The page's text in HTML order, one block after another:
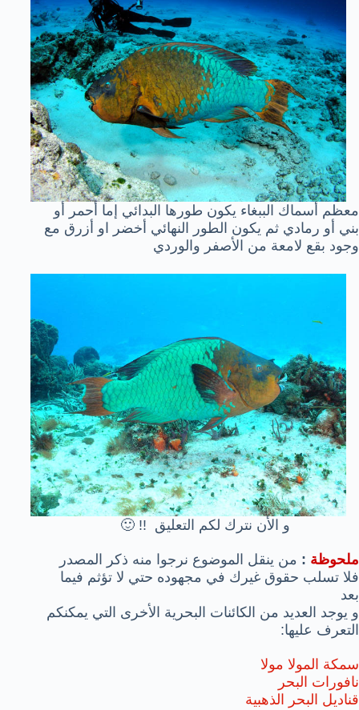
معظم أسماك الببغاء يكون طورها البدائي إما أحمر أو
بني أو رمادي ثم يكون الطور النهائي أخضر او أزرق مع
وجود بقع لامعة من الأصفر والوردي
و الأن نترك لكم التعليق !! 🙂
ملحوظة : من ينقل الموضوع نرجوا منه ذكر المصدر
فلا تسلب حقوق غيرك في مجهوده حتي لا تؤثم فيما
بعد
و يوجد العديد من الكائنات البحرية الأخرى التي يمكنكم
التعرف عليها:
سمكة المولا مولا
نافورات البحر
قناديل البحر الذهبية